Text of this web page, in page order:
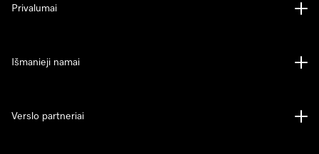
Privalumai
Išmanieji namai
Verslo partneriai